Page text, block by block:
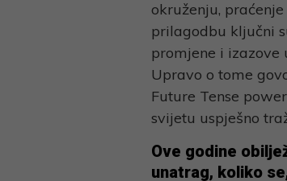
okruženju,
prilagodbu ključni
promjene i izazove
Upravo o tome
Future Tense
svijetu uspješno
Ove godine
unatrag, koliko